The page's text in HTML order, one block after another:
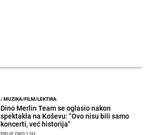
/MUZIKA/FILM/LEKTIRA
Dino Merlin Team se oglasio nakon
spektakla na Koševu: "Ovo nisu bili samo
koncerti, već historija"
PRIJE OKO 13H